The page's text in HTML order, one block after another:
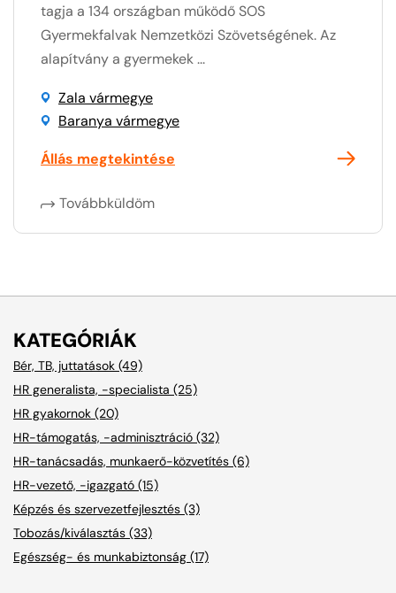
tagja a 134 országban működő SOS
Gyermekfalvak Nemzetközi Szövetségének. Az
alapítvány a gyermekek ...
Zala vármegye
Baranya vármegye
Állás megtekintése
Továbbküldöm
KATEGÓRIÁK
Bér, TB, juttatások (49)
HR generalista, -specialista (25)
HR gyakornok (20)
HR-támogatás, -adminisztráció (32)
HR-tanácsadás, munkaerő-közvetítés (6)
HR-vezető, -igazgató (15)
Képzés és szervezetfejlesztés (3)
Tobozás/kiválasztás (33)
Egészség- és munkabiztonság (17)